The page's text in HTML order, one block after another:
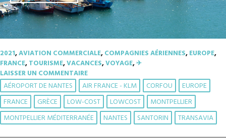
2021,AVIATION COMMERCIALE,COMPAGNIES AÉRIENNES,EUROPE,
FRANCE,TOURISME,VACANCES,VOYAGE,✈︎
LAISSER UN COMMENTAIRE
AÉROPORT DE NANTES AIR FRANCE - KLM CORFOU
EUROPE
FRANCE
GRÈCE LOW-COST LOWCOST
MONTPELLIER
MONTPELLIER MÉDITERRANÉE
NANTES SANTORIN TRANSAVIA